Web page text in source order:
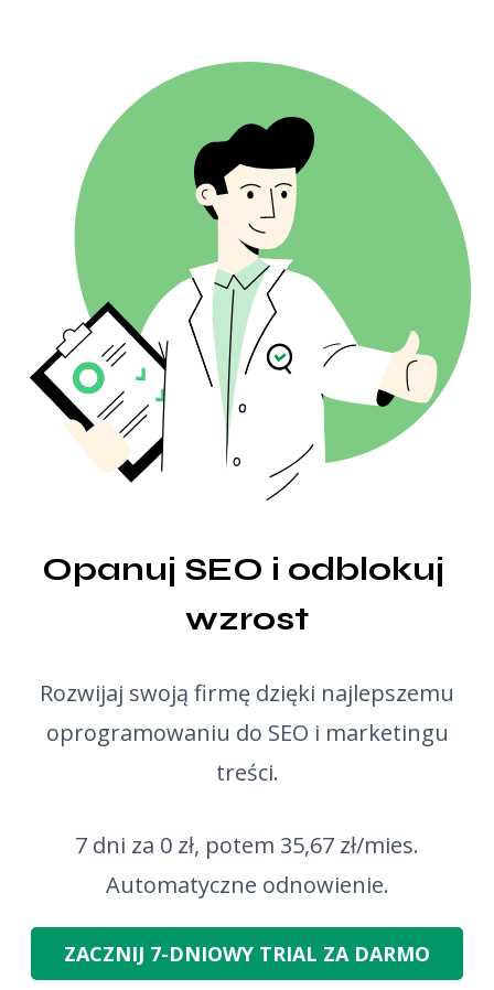
Opanuj SEO i odblokuj
wzrost
Rozwijaj swoją firmę dzięki najlepszemu
oprogramowaniu do SEO i marketingu
treści.
7 dni za 0 zł, potem 35,67 zł/mies.
Automatyczne odnowienie.
ZACZNIJ 7-DNIOWY TRIAL ZA DARMO